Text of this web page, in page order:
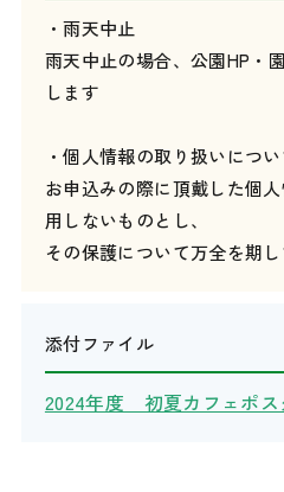
・雨天中止
雨天中止の場合、公園HP・
します
・個人情報の取り扱いについ
お申込みの際に頂戴した個
用しないものとし、
その保護について万全を期
添付ファイル
2024年度 初夏カフェポス